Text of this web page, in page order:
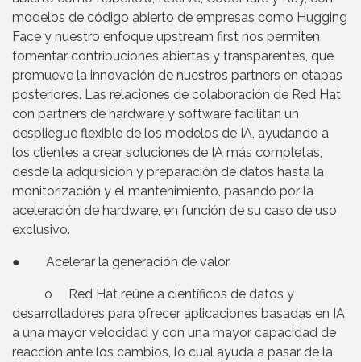
modelos de código abierto de empresas como Hugging
Face y nuestro enfoque upstream first nos permiten
fomentar contribuciones abiertas y transparentes, que
promueve la innovación de nuestros partners en etapas
posteriores. Las relaciones de colaboración de Red Hat
con partners de hardware y software facilitan un
despliegue flexible de los modelos de IA, ayudando a
los clientes a crear soluciones de IA más completas,
desde la adquisición y preparación de datos hasta la
monitorización y el mantenimiento, pasando por la
aceleración de hardware, en función de su caso de uso
exclusivo.
● Acelerar la generación de valor
o Red Hat reúne a científicos de datos y
desarrolladores para ofrecer aplicaciones basadas en IA
a una mayor velocidad y con una mayor capacidad de
reacción ante los cambios, lo cual ayuda a pasar de la